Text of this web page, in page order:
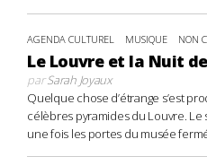
AGENDA CULTUREL MUSIQUE NON
Le Louvre et la Nuit
parSarah Joyaux
Quelque chose d’étrange s’est
célèbres pyramides du Louvre.
une fois les portes du musée